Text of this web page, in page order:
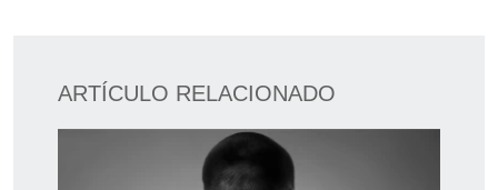
ARTÍCULO RELACIONADO